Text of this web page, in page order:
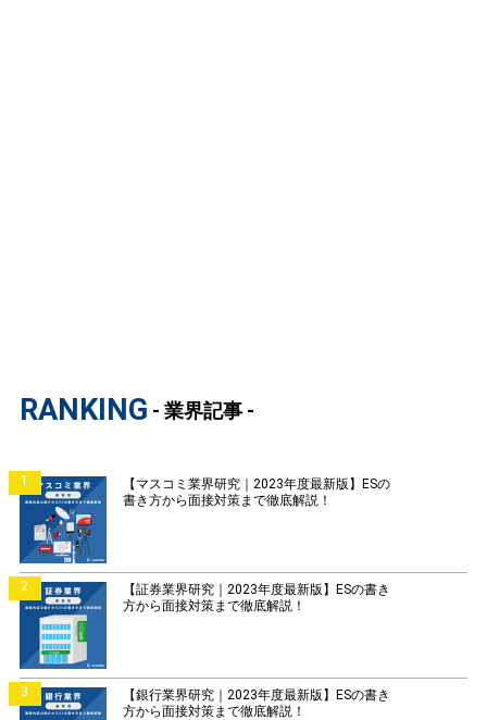
RANKING - 業界記事 -
1
【マスコミ業界研究｜2023年度最新版】ESの
書き方から面接対策まで徹底解説！
2
【証券業界研究｜2023年度最新版】ESの書き
方から面接対策まで徹底解説！
3
【銀行業界研究｜2023年度最新版】ESの書き
方から面接対策まで徹底解説！